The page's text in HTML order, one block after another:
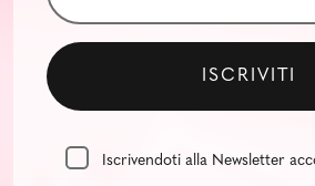
Iscrivendoti alla Newsletter